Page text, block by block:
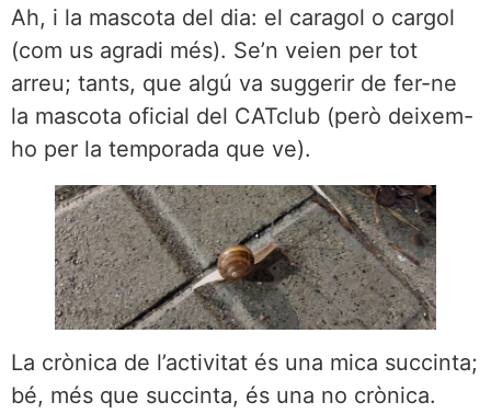
Ah, i la mascota del dia: el caragol o cargol
(com us agradi més). Se’n veien per tot
arreu; tants, que algú va suggerir de fer-ne
la mascota oficial del CATclub (però deixem-
ho per la temporada que ve).
La crònica de l’activitat és una mica succinta;
bé, més que succinta, és una no crònica.